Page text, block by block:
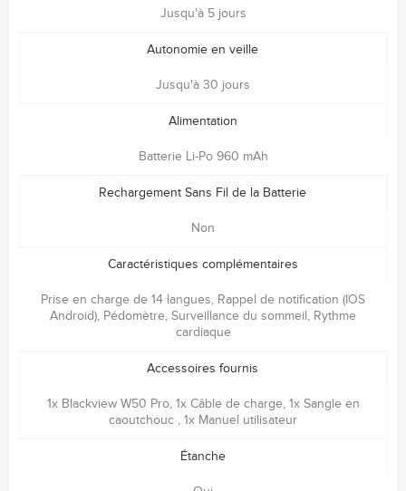
Jusqu'à 5 jours
Autonomie en veille
Jusqu'à 30 jours
Alimentation
Batterie Li-Po 960 mAh
Rechargement Sans Fil de la Batterie
Non
Caractéristiques complémentaires
Prise en charge de 14 langues, Rappel de notification (IOS
Android), Pédomètre, Surveillance du sommeil, Rythme
cardiaque
Accessoires fournis
1x Blackview W50 Pro, 1x Câble de charge, 1x Sangle en
caoutchouc , 1x Manuel utilisateur
Étanche